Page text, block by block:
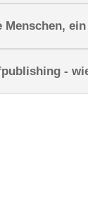
Menschen,
-